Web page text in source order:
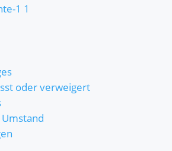
oder verweigert